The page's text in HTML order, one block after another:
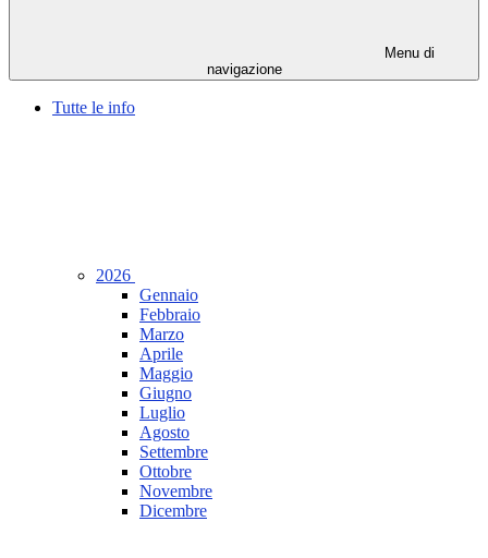
Menu di
navigazione
Tutte le info
2026
Gennaio
Febbraio
Marzo
Aprile
Maggio
Giugno
Luglio
Agosto
Settembre
Ottobre
Novembre
Dicembre